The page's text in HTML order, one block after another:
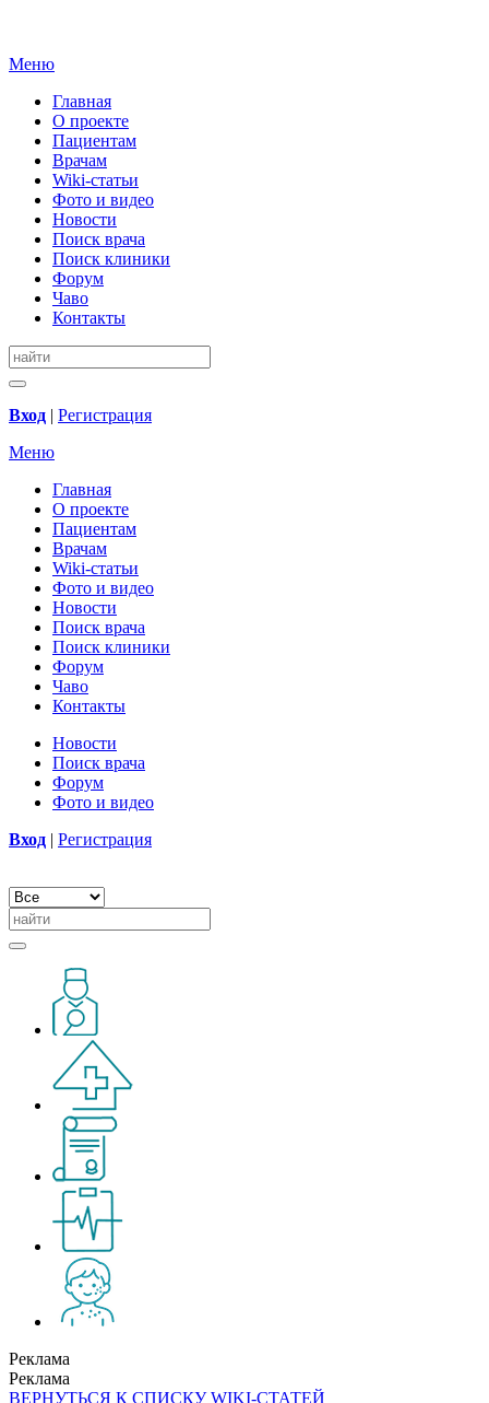
Меню
Главная
О проекте
Пациентам
Врачам
Wiki-статьи
Фото и видео
Новости
Поиск врача
Поиск клиники
Форум
Чаво
Контакты
Вход | Регистрация
Меню
Главная
О проекте
Пациентам
Врачам
Wiki-статьи
Фото и видео
Новости
Поиск врача
Поиск клиники
Форум
Чаво
Контакты
Новости
Поиск врача
Форум
Фото и видео
Вход | Регистрация
Реклама
Реклама
ВЕРНУТЬСЯ К СПИСКУ WIKI-СТАТЕЙ